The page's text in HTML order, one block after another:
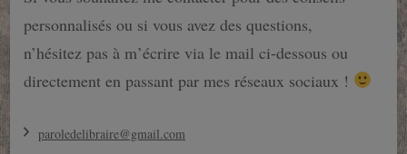
personnalisés ou si vous avez des questions,
n’hésitez pas à m’écrire via le mail ci-dessous ou
directement en passant par mes réseaux sociaux !
paroledelibraire@gmail.com